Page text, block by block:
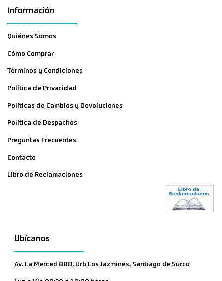
Información
Quiénes Somos
Cómo Comprar
Términos y Condiciones
Política de Privacidad
Políticas de Cambios y Devoluciones
Política de Despachos
Preguntas Frecuentes
Contacto
Libro de Reclamaciones
Ubícanos
Av. La Merced 888, Urb Los Jazmines, Santiago de Surco